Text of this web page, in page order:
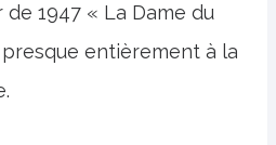
1947 « La Dame du
entièrement à la